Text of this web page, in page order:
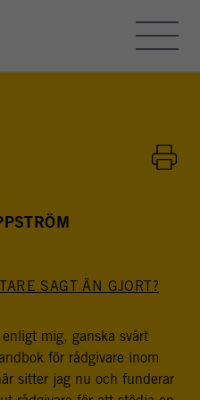
fredsinsatser och
bedriver
för att stödja
och
SAGT ÄN GJORT?
mig, ganska svårt
för rådgivare inom
sitter jag nu och funderar